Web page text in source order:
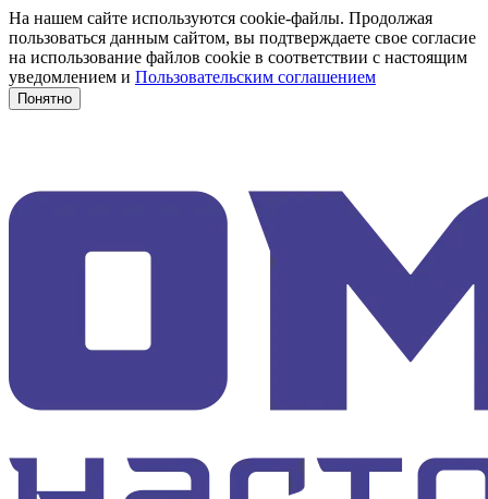
На нашем сайте используются cookie-файлы. Продолжая
пользоваться данным сайтом, вы подтверждаете свое согласие
на использование файлов cookie в соответствии с настоящим
уведомлением и Пользовательским соглашением
Понятно